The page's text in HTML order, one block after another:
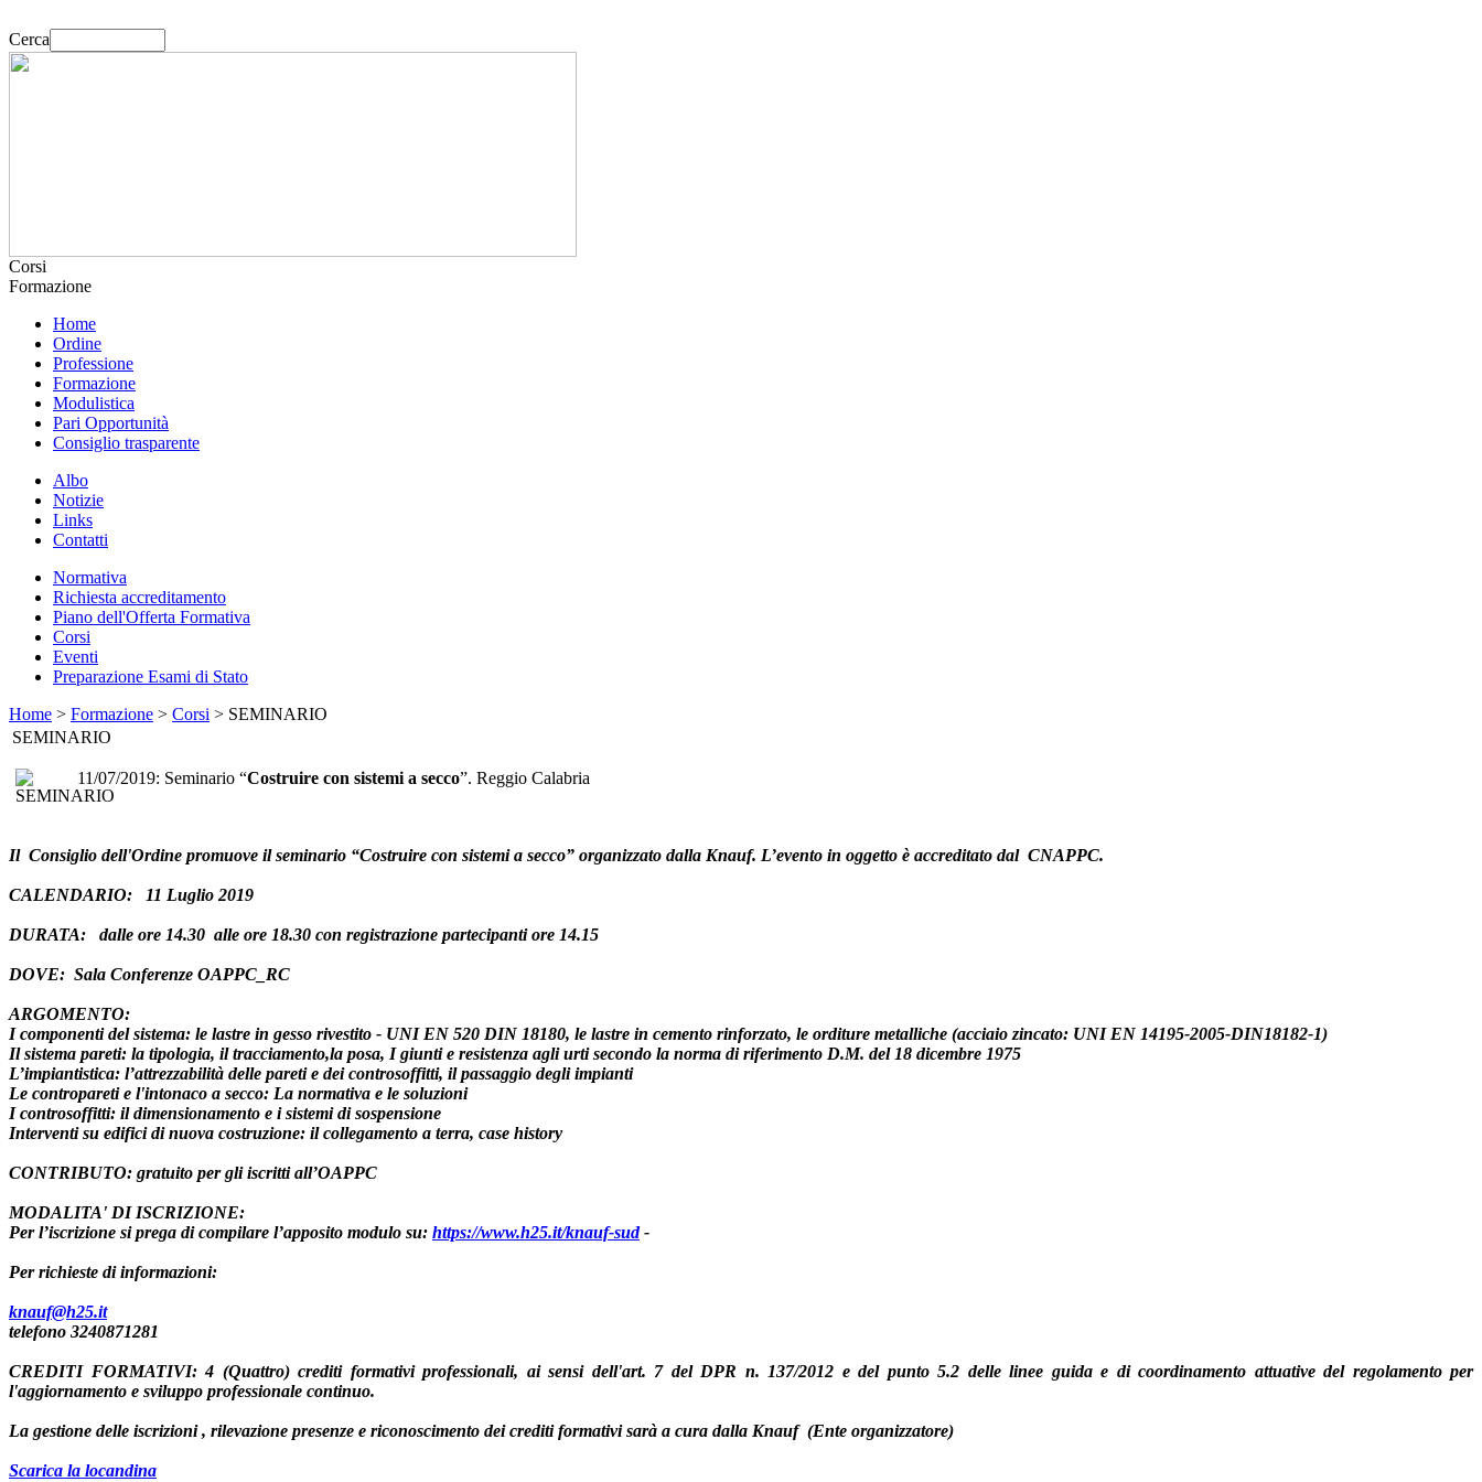
Cerca
Corsi
Formazione
Home
Ordine
Professione
Formazione
Modulistica
Pari Opportunità
Consiglio trasparente
Albo
Notizie
Links
Contatti
Normativa
Richiesta accreditamento
Piano dell'Offerta Formativa
Corsi
Eventi
Preparazione Esami di Stato
Home > Formazione > Corsi > SEMINARIO
SEMINARIO
11/07/2019: Seminario “Costruire con sistemi a secco”. Reggio Calabria
Il Consiglio dell'Ordine promuove il seminario “Costruire con sistemi a secco” organizzato dalla Knauf. L’evento in oggetto è accreditato dal CNAPPC.
CALENDARIO: 11 Luglio 2019
DURATA: dalle ore 14.30 alle ore 18.30 con registrazione partecipanti ore 14.15
DOVE: Sala Conferenze OAPPC_RC
ARGOMENTO:
I componenti del sistema: le lastre in gesso rivestito - UNI EN 520 DIN 18180, le lastre in cemento rinforzato, le orditure metalliche (acciaio zincato: UNI EN 14195-2005-DIN18182-1)
Il sistema pareti: la tipologia, il tracciamento,la posa, I giunti e resistenza agli urti secondo la norma di riferimento D.M. del 18 dicembre 1975
L’impiantistica: l’attrezzabilità delle pareti e dei controsoffitti, il passaggio degli impianti
Le contropareti e l'intonaco a secco: La normativa e le soluzioni
I controsoffitti: il dimensionamento e i sistemi di sospensione
Interventi su edifici di nuova costruzione: il collegamento a terra, case history
CONTRIBUTO: gratuito per gli iscritti all’OAPPC
MODALITA' DI ISCRIZIONE:
Per l’iscrizione si prega di compilare l’apposito modulo su: https://www.h25.it/knauf-sud-
Per richieste di informazioni:
knauf@h25.it
telefono 3240871281
CREDITI FORMATIVI: 4 (Quattro) crediti formativi professionali, ai sensi dell'art. 7 del DPR n. 137/2012 e del punto 5.2 delle linee guida e di coordinamento attuative del regolamento per
l'aggiornamento e sviluppo professionale continuo.
La gestione delle iscrizioni , rilevazione presenze e riconoscimento dei crediti formativi sarà a cura dalla Knauf (Ente organizzatore)
Scarica la locandina